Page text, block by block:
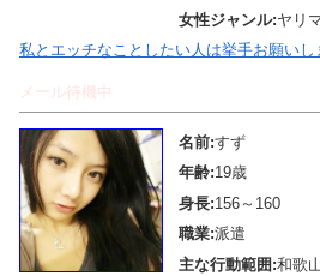
女性ジャンル:ヤリ
私とエッチなことしたい人は挙手お願いし
メール待機中
名前:すず
年齢:19歳
身長:156～160
職業:派遣
主な行動範囲:和歌